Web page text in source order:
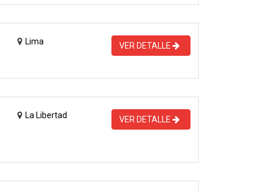
Lima VER DETALLE
La Libertad VER DETALLE